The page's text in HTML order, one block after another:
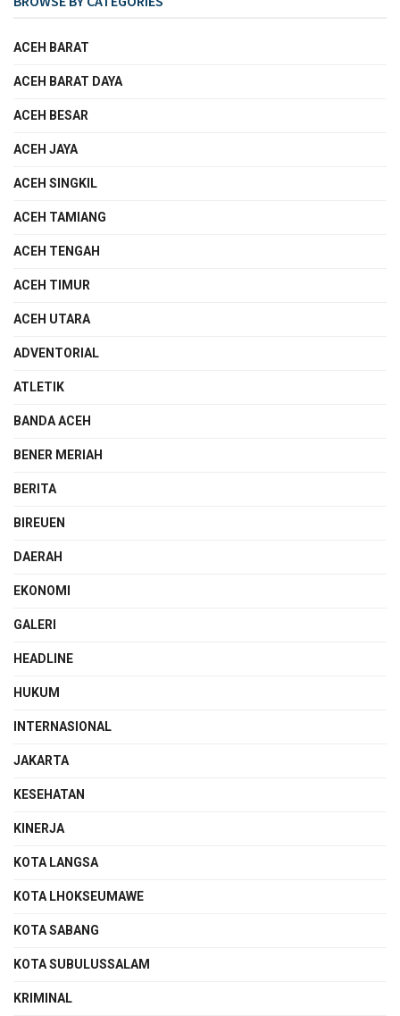
ACEH BARAT
ACEH BARAT DAYA
ACEH BESAR
ACEH JAYA
ACEH SINGKIL
ACEH TAMIANG
ACEH TENGAH
ACEH TIMUR
ACEH UTARA
ADVENTORIAL
ATLETIK
BANDA ACEH
BENER MERIAH
BERITA
BIREUEN
DAERAH
EKONOMI
GALERI
HEADLINE
HUKUM
INTERNASIONAL
JAKARTA
KESEHATAN
KINERJA
KOTA LANGSA
KOTA LHOKSEUMAWE
KOTA SABANG
KOTA SUBULUSSALAM
KRIMINAL